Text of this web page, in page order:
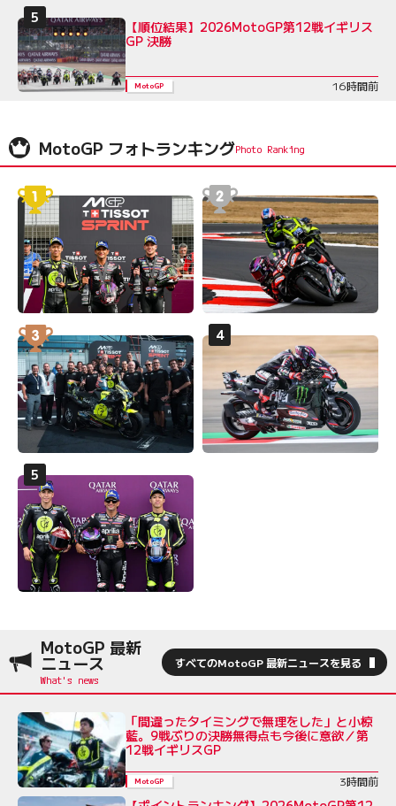
【順位結果】2026MotoGP第12戦イギリス
GP 決勝
MotoGP 16時間前
MotoGP フォトランキング
MotoGP 最新
ニュース すべてのMotoGP 最新ニュースを見る
「間違ったタイミングで無理をした」と小椋
藍。9戦ぶりの決勝無得点も今後に意欲／第
12戦イギリスGP
MotoGP 3時間前